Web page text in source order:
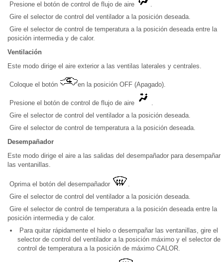
Presione el botón de control de flujo de aire
.
Gire el selector de control del ventilador a la posición deseada.
Gire el selector de control de temperatura a la posición deseada entre la
posición intermedia y de calor.
Ventilación
Este modo dirige el aire exterior a las ventilas laterales y centrales.
Coloque el botón en la posición OFF (Apagado).
Presione el botón de control de flujo de aire
.
Gire el selector de control del ventilador a la posición deseada.
Gire el selector de control de temperatura a la posición deseada.
Desempañador
Este modo dirige el aire a las salidas del desempañador para desempañar
las ventanillas.
Oprima el botón del desempañador
.
Gire el selector de control del ventilador a la posición deseada.
Gire el selector de control de temperatura a la posición deseada entre la
posición intermedia y de calor.
Para quitar rápidamente el hielo o desempañar las ventanillas, gire el
selector de control del ventilador a la posición máximo y el selector de
control de temperatura a la posición de máximo CALOR.